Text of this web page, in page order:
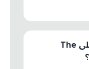
ما الخطوة التالية بعد العثور على The